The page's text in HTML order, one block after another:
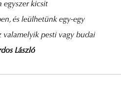
egyszer kicsit
és leülhetünk egy-egy
valamelyik pesti vagy budai
László